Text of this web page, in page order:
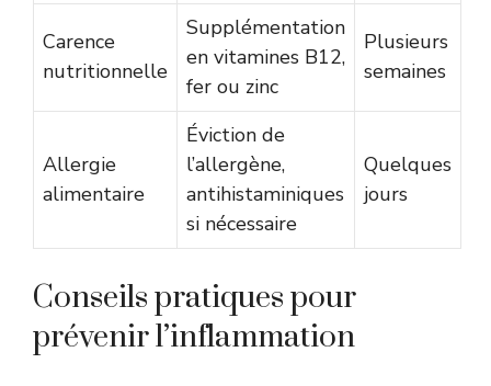
Carence
nutritionnelle
Supplémentation
en vitamines B12,
fer ou zinc
Plusieurs
semaines
Allergie
alimentaire
Éviction de
l’allergène,
antihistaminiques
si nécessaire
Quelques
jours
Conseils pratiques pour
prévenir l’inflammation